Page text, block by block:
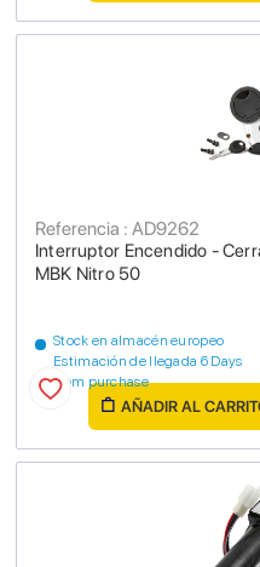
Interruptor Encendido -
MBK Nitro 50
Referencia : AD9262
Stock en almacén europeo
Estimación de llegada 6 Days
from purchase
AÑADIR AL